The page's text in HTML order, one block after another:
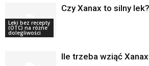
Leki bez recepty
(OTC) na różne
dolegliwości
Czy Xanax to silny lek?
Ile trzeba wziąć